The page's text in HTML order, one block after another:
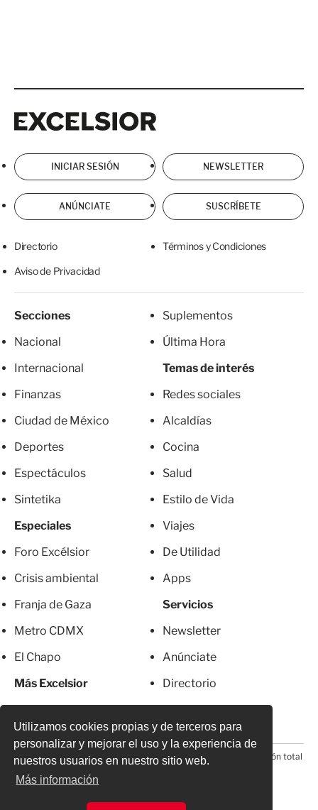
Utilizamos cookies propias y de terceros para
personalizar y mejorar el uso y la experiencia de
nuestros usuarios en nuestro sitio web.
Más información
INICIAR SESIÓN NEWSLETTER
ANÚNCIATE SUSCRÍBETE
Directorio Términos y Condiciones
Aviso de Privacidad
Secciones
Nacional
Internacional
Finanzas
Ciudad de México
Deportes
Espectáculos
Sintetika
Especiales
Foro Excélsior
Crisis ambiental
Franja de Gaza
Metro CDMX
El Chapo
Más Excelsior
Suplementos
Última Hora
Temas de interés
Redes sociales
Alcaldías
Cocina
Salud
Estilo de Vida
Viajes
De Utilidad
Apps
Servicios
Newsletter
Anúnciate
Directorio
© 2026 Todos los derechos reservados. Prohibida la reproducción total
o parcial, incluyendo cualquier medio electrónico*